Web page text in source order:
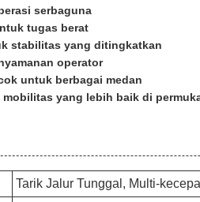
serbaguna
tugas berat
stabilitas yang ditingkatkan
operator
untuk berbagai medan
yang lebih baik di
Tarik Jalur Tunggal, Multi-